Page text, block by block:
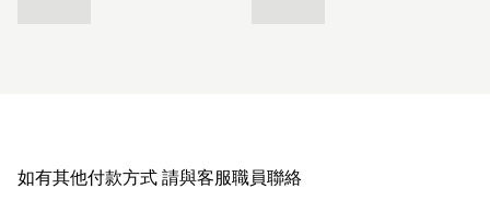
如有其他付款方式 請與客服職員聯絡